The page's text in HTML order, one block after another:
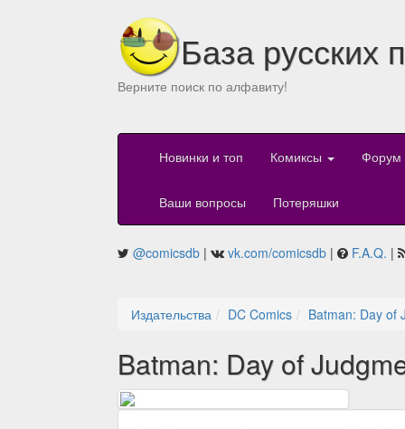
База русских
Верните поиск по алфавиту!
Новинки и топ Комиксы Форум
Ваши вопросы Потеряшки
@comicsdb | vk.com/comicsdb | F.A.Q. |
Издательства DC Comics Batman: Day of
Batman: Day of